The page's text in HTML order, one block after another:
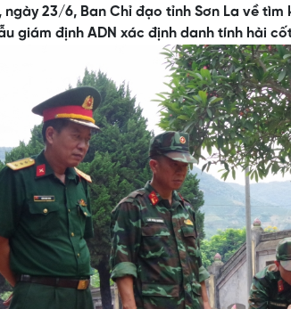
ngày 23/6, Ban Chỉ đạo tỉnh Sơn La về
giám định ADN xác định danh tính hài